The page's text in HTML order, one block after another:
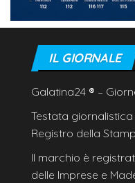
IL GIORNALE
Galatina24 ® –
Testata
Registro della
Il marchio è
delle Imprese e